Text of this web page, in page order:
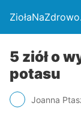
5 ziół o
potasu
Joanna